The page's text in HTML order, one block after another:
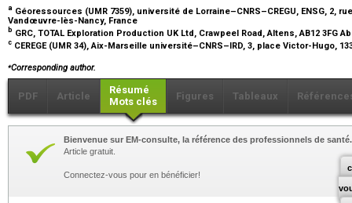
a Géoressources (UMR 7359), université de Lorraine–CNRS–CREGU, ENSG, 2,
Vandœuvre-lès-Nancy, France
b GRC, TOTAL Exploration Production UK Ltd, Crawpeel Road, Altens, AB12 3FG
c CEREGE (UMR 34), Aix-Marseille université–CNRS–IRD, 3, place Victor-Hugo,
⁎Corresponding author.
PDF Article
Résumé
Mots clés
Figures Tableaux
Bienvenue sur EM-consulte, la référence des professionnels de santé.
Article gratuit.
Connectez-vous pour en bénéficier!